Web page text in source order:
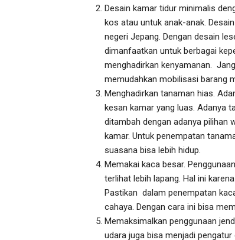
Desain kamar tidur minimalis
kos atau untuk anak-anak.
negeri Jepang. Dengan desain
dimanfaatkan untuk berbagai
menghadirkan kenyamanan.
memudahkan mobilisasi barang
Menghadirkan tanaman hias.
kesan kamar yang luas. Adanya
ditambah dengan adanya pilihan
kamar. Untuk penempatan
suasana bisa lebih hidup.
Memakai kaca besar.
terlihat lebih lapang. Hal ini
Pastikan dalam penempatan
cahaya. Dengan cara ini bisa
Memaksimalkan penggunaan
udara juga bisa menjadi